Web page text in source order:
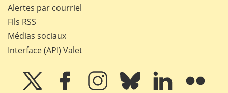
Alertes par courriel
Fils RSS
Médias sociaux
Interface (API) Valet